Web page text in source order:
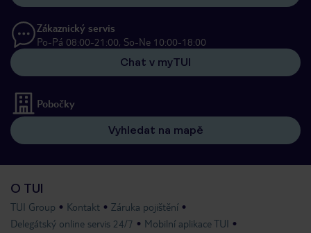
Zákaznický servis
Po-Pá 08:00-21:00, So-Ne 10:00-18:00
Chat v myTUI
Pobočky
Vyhledat na mapě
O TUI
TUI Group Kontakt
Záruka pojištění
Delegátský online servis 24/7
Mobilní aplikace TUI